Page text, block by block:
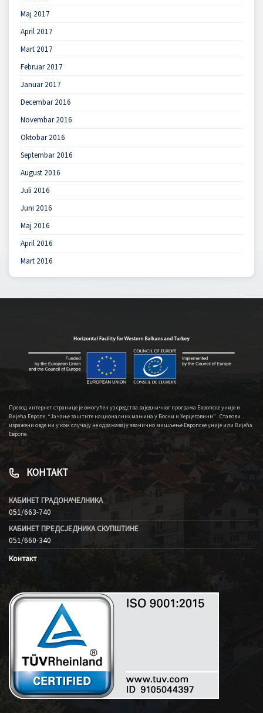
Maj 2017
April 2017
Mart 2017
Februar 2017
Januar 2017
Decembar 2016
Novembar 2016
Oktobar 2016
Septembar 2016
August 2016
Juli 2016
Juni 2016
Maj 2016
April 2016
Mart 2016
Превод интернет странице је омогућен уз средства заједничког програма Европске уније и
Вијећа Европе, “Јачање заштите националних мањина у Босни и Херцеговини” . Ставови
изражени овде ни у ком случају не одражавају званично мишљење Европске уније или Вијећа
Европе.
КОНТАКТ
КАБИНЕТ ГРАДОНАЧЕЛНИКА
051/663-740
КАБИНЕТ ПРЕДСЈЕДНИКА СКУПШТИНЕ
051/660-340
Контакт